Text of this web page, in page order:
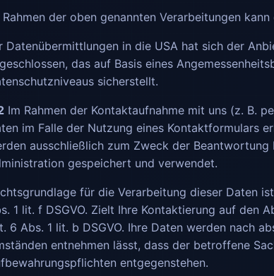
Rahmen der oben genannten Verarbeitungen
Datenübermittlungen in die USA hat sich der
das auf Basis eines
sicherstellt.
Im Rahmen der Kontaktaufnahme mit uns (z. B.
im Falle der Nutzung eines Kontaktformulars
ausschließlich zum Zweck der
gespeichert und verwendet.
für die Verarbeitung dieser Daten
1 lit. f DSGVO. Zielt Ihre Kontaktierung auf den
6 Abs. 1 lit. b DSGVO. Ihre Daten werden nach
entnehmen lässt, dass der betroffene
entgegenstehen.